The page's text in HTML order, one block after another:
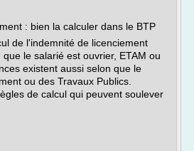
: bien la calculer dans le BTP
de l'indemnité de licenciement
le salarié est ouvrier, ETAM ou
existent aussi selon que le
ou des Travaux Publics.
de calcul qui peuvent soulever